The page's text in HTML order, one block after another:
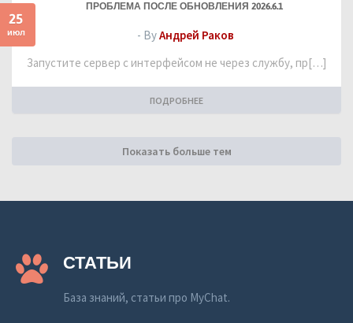
25
июл
ПРОБЛЕМА ПОСЛЕ ОБНОВЛЕНИЯ 2026.6.1
- ByАндрей Раков
Запустите сервер с интерфейсом не через службу, пр[…]
ПОДРОБНЕЕ
Показать больше тем
СТАТЬИ
База знаний, статьи про MyChat.